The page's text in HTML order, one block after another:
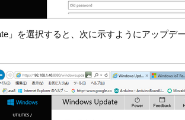
」を選択すると、次に示すようにアップデ